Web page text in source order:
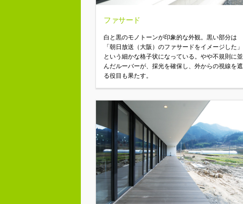
ファサード
白と黒のモノトーンが印象的な外観。黒い部分は
「朝日放送（大阪）のファサードをイメージした」
という細かな格子状になっている。やや不規則に並
んだルーバーが、採光を確保し、外からの視線を遮
る役目も果たす。